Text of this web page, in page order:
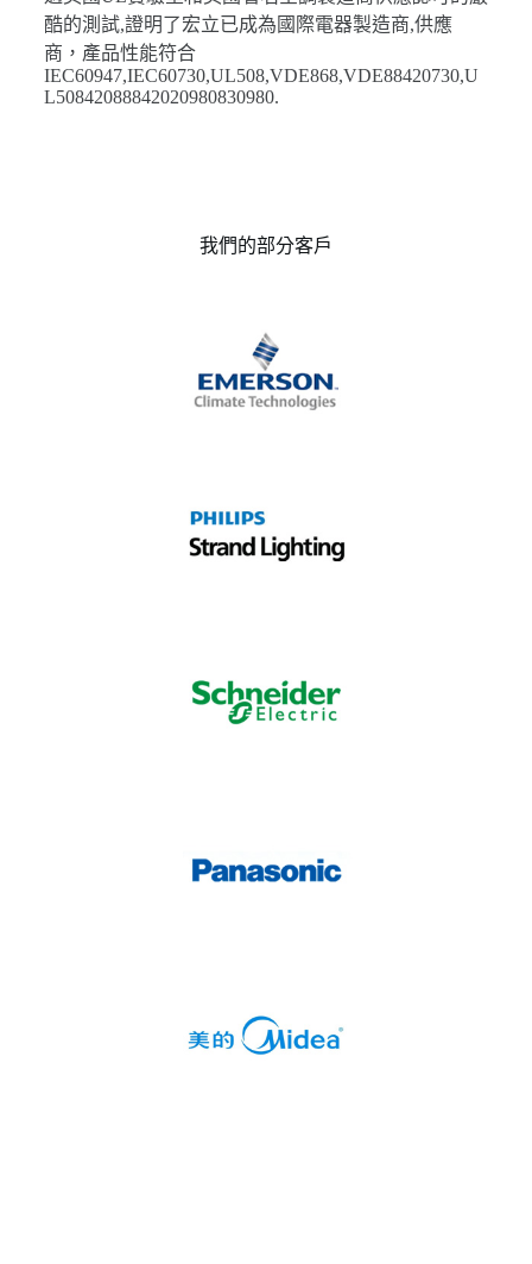
酷的測試,證明了宏立已成為國際電器製造商,供應
商，產品性能符合
IEC60947,IEC60730,UL508,VDE868,VDE88420730,U
L50842088842020980830980.
我們的部分客戶